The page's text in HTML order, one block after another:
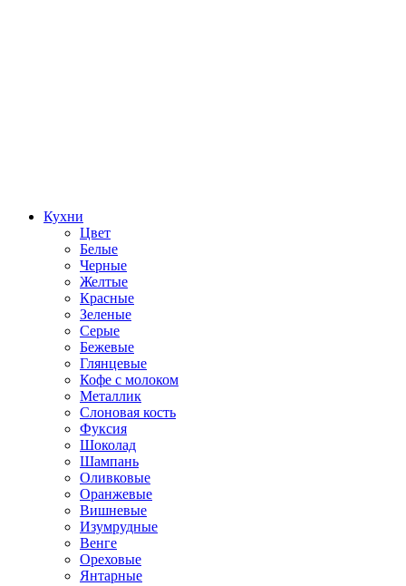
Кухни
Цвет
Белые
Черные
Желтые
Красные
Зеленые
Серые
Бежевые
Глянцевые
Кофе с молоком
Металлик
Слоновая кость
Фуксия
Шоколад
Шампань
Оливковые
Оранжевые
Вишневые
Изумрудные
Венге
Ореховые
Янтарные